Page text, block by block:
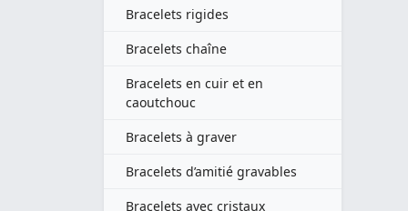
Bracelets rigides
Bracelets chaîne
Bracelets en cuir et en
caoutchouc
Bracelets à graver
Bracelets d’amitié gravables
Bracelets avec cristaux